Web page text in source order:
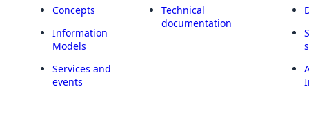
Concepts
Information
Models
Services and
events
Technical
documentation